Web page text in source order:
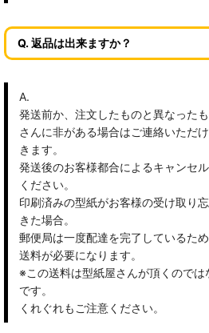
Q. 返品は出来ますか？
A.
発送前か、注文したものと異なった
さんに非がある場合はご連絡いただ
きます。
発送後のお客様都合によるキャンセ
ください。
印刷済みの型紙がお客様の受け取り
きた場合。
郵便局は一度配達を完了しているた
送料が必要になります。
※この送料は型紙屋さんが頂くので
です。
くれぐれもご注意ください。